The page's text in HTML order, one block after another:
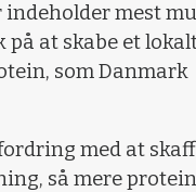
indeholder mest
at skabe et
som Danmark
med at
så mere